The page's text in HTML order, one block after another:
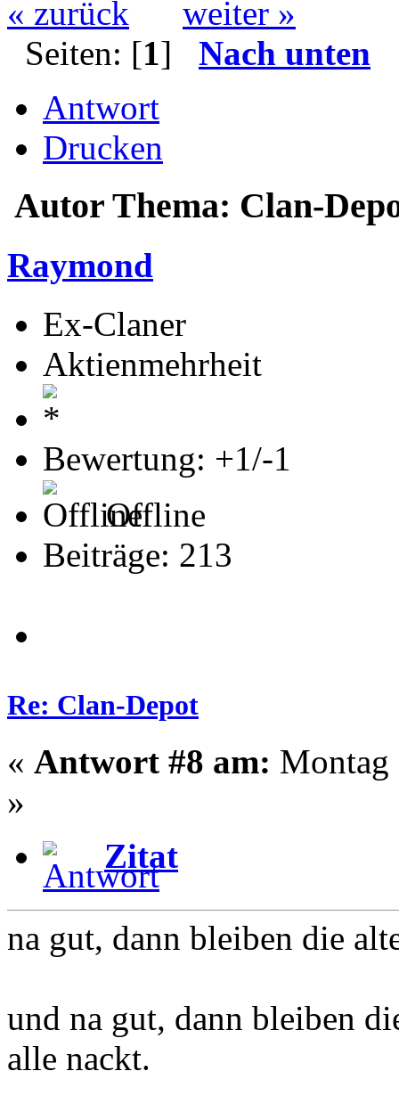
« zurück
weiter »
Seiten: [1] Nach unten
Antwort
Drucken
Autor Thema: Clan-
Raymond
Ex-Claner
Aktienmehrheit
Bewertung: +1/-1
Offline
Beiträge: 213
Re: Clan-Depot
« Antwort #8 am: Montag
»
Zitat
na gut, dann bleiben die
und na gut, dann bleiben
alle nackt.